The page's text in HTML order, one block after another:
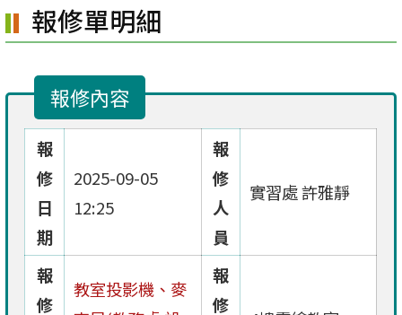
容
區
報修單明細
報修內容
報
修
日
期
2025-09-05
12:25
報
修
人
員
實習處 許雅靜
報
修
教室投影機、麥
報
修